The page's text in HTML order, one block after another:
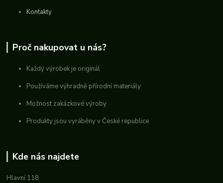
Kontakty
Proč nakupovat u nás?
Každý výrobek je originál
Používáme výhradně přírodní materiály
Možnost zakázkové výroby
Produkty jsou vyráběny v České republice
Kde nás najdete
Hlavní 118